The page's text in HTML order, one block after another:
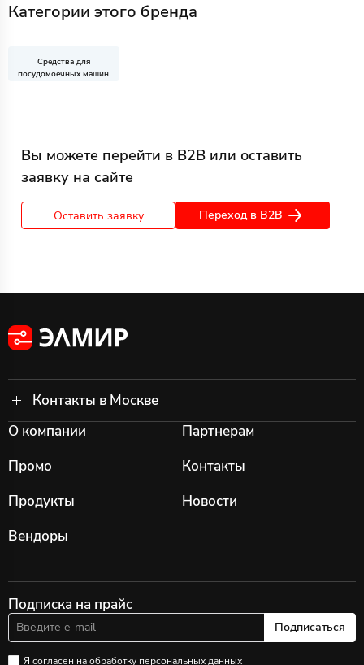
Категории этого бренда
Средства для
посудомоечных машин
Вы можете перейти в B2B или оставить
заявку на сайте
Оставить заявку Переход в B2B
Контакты в Москве
О компании
Промо
Продукты
Вендоры
Партнерам
Контакты
Новости
Подписка на прайс
Подписаться
Я согласен наобработку персональных данных